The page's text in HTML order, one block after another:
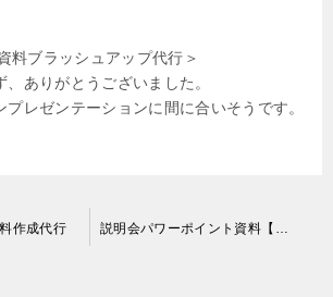
料ブラッシュアップ代行＞
ありがとうございました。
プレゼンテーションに間に合いそうです。
作成代行